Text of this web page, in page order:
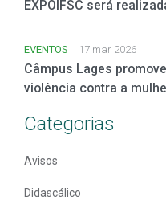
EXPOIFSC será
EVENTOS 17 mar 2026
Câmpus Lages
violência contra a
Categorias
Avisos
Didascálico